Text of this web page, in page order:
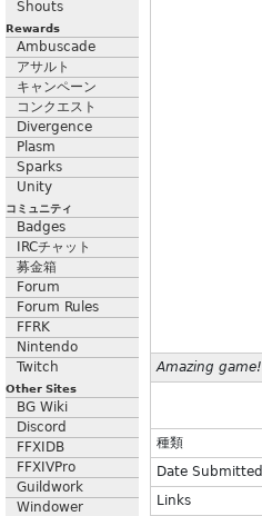
Shouts
Rewards
Ambuscade
アサルト
キャンペーン
コンクエスト
Divergence
Plasm
Sparks
Unity
コミュニティ
Badges
IRCチャット
募金箱
Forum
Forum Rules
FFRK
Nintendo
Twitch
Other Sites
BG Wiki
Discord
FFXIDB
FFXIVPro
Guildwork
Windower
Amazing game!
種類
Date Submitted
Links